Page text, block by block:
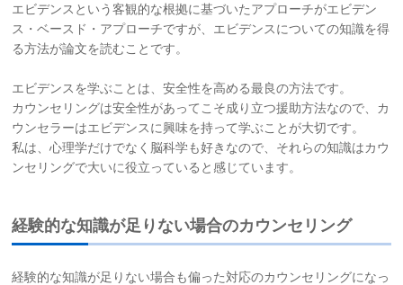
エビデンスという客観的な根拠に基づいたアプローチがエビデン
ス・ベースド・アプローチですが、エビデンスについての知識を得
る方法が論文を読むことです。
エビデンスを学ぶことは、安全性を高める最良の方法です。
カウンセリングは安全性があってこそ成り立つ援助方法なので、カ
ウンセラーはエビデンスに興味を持って学ぶことが大切です。
私は、心理学だけでなく脳科学も好きなので、それらの知識はカウ
ンセリングで大いに役立っていると感じています。
経験的な知識が足りない場合のカウンセリング
経験的な知識が足りない場合も偏った対応のカウンセリングになっ